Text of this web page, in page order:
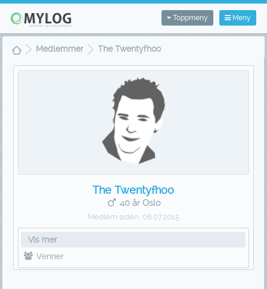
Meny
Toppmeny
Medlemmer The Twentyfhoo
The Twentyfhoo
40 år Oslo
Medlem siden: 06.07.2015
Vis mer
Venner